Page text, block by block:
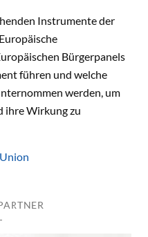
Instrumente der
Bürgerpanels
führen und welche
werden, um
ihre Wirkung zu